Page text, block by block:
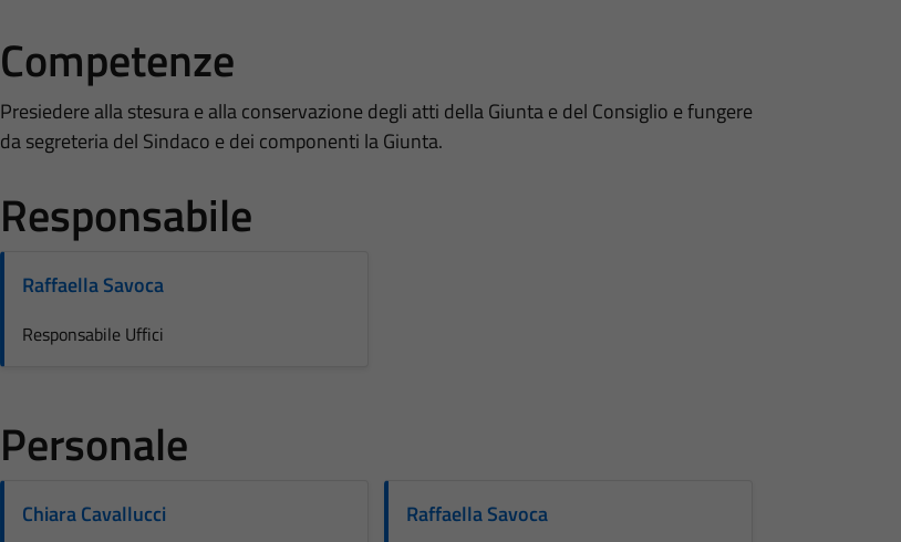
Competenze
Presiedere alla stesura e alla conservazione degli atti della Giunta e del Consiglio e fungere
da segreteria del Sindaco e dei componenti la Giunta.
Responsabile
Raffaella Savoca
Responsabile Uffici
Personale
Chiara Cavallucci Raffaella Savoca